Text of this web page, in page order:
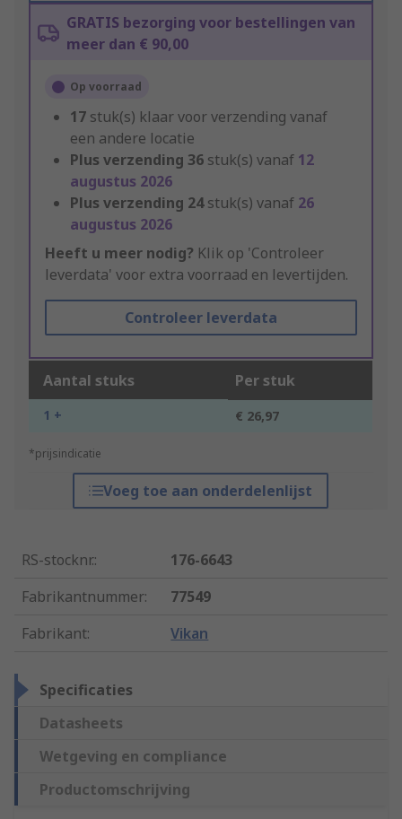
GRATIS bezorging voor bestellingen van
meer dan € 90,00
Op voorraad
17 stuk(s) klaar voor verzending vanaf
een andere locatie
Plus verzending 36 stuk(s) vanaf 12
augustus 2026
Plus verzending 24stuk(s) vanaf 26
augustus 2026
Heeft u meer nodig? Klik op 'Controleer
leverdata' voor extra voorraad en levertijden.
Controleer leverdata
Aantal stuks Per stuk
1 + € 26,97
*prijsindicatie
Voeg toe aan onderdelenlijst
RS-stocknr.:
176-6643
Fabrikantnummer:
77549
Fabrikant: Vikan
Specificaties
Datasheets
Wetgeving en compliance
Productomschrijving